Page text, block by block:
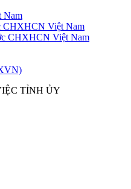
Nam
CHXHCN Việt Nam
CHXHCN Việt Nam
TỈNH ỦY